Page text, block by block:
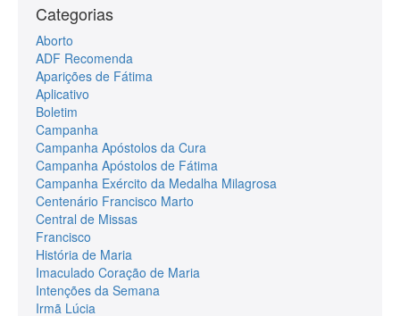
Categorias
Aborto
ADF Recomenda
Aparições de Fátima
Aplicativo
Boletim
Campanha
Campanha Apóstolos da Cura
Campanha Apóstolos de Fátima
Campanha Exército da Medalha Milagrosa
Centenário Francisco Marto
Central de Missas
Francisco
História de Maria
Imaculado Coração de Maria
Intenções da Semana
Irmã Lúcia